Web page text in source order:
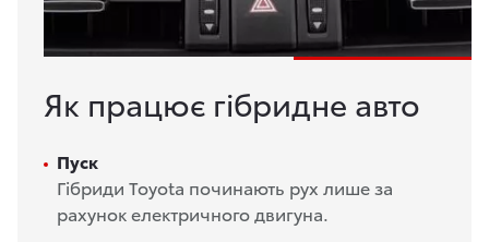
Як працює гібридне авто
Пуск
Гібриди Toyota починають рух лише за
рахунок електричного двигуна.